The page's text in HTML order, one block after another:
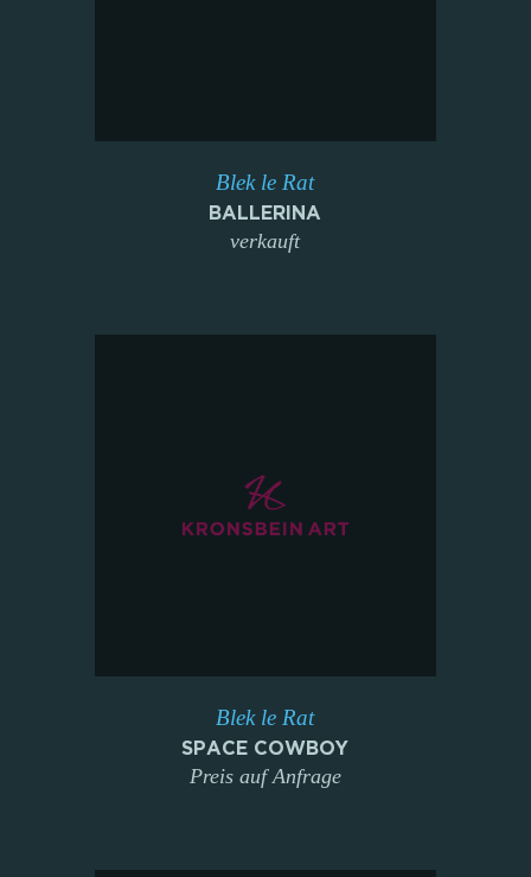
Blek le Rat
BALLERINA
verkauft
Blek le Rat
SPACE COWBOY
Preis auf Anfrage